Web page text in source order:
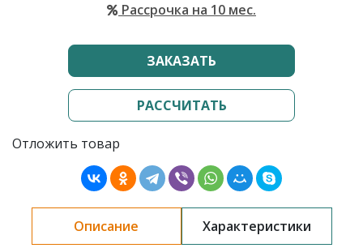
Рассрочка на 10 мес.
ЗАКАЗАТЬ
РАССЧИТАТЬ
Отложить товар
Описание Характеристики